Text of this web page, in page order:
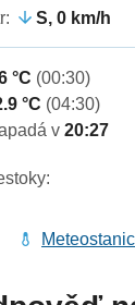
S, 0 km/h
°C (00:30)
°C (04:30)
v20:27